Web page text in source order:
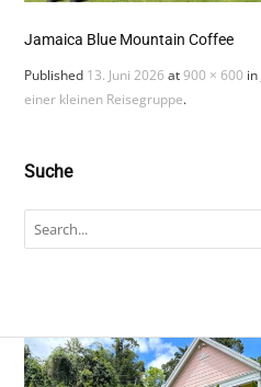
Jamaica Blue Mountain Coffee
Published 13. Juni 2026 at900 × 600 in
einer kleinen Reisegruppe.
Suche